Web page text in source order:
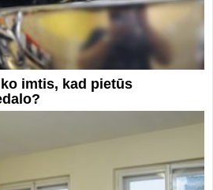
imtis, kad pietūs